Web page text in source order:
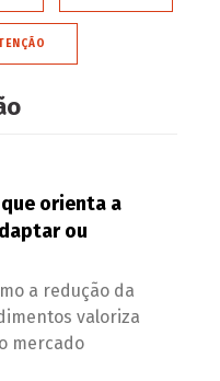
orienta a
ou
a redução da
valoriza
mercado